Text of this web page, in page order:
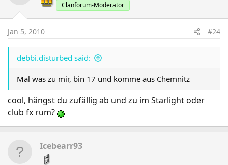
Clanforum-Moderator
Jan 5, 2010 #24
debbi.disturbed said:
Mal was zu mir, bin 17 und komme aus Chemnitz
cool, hängst du zufällig ab und zu im Starlight oder
club fx rum?
Icebearr93